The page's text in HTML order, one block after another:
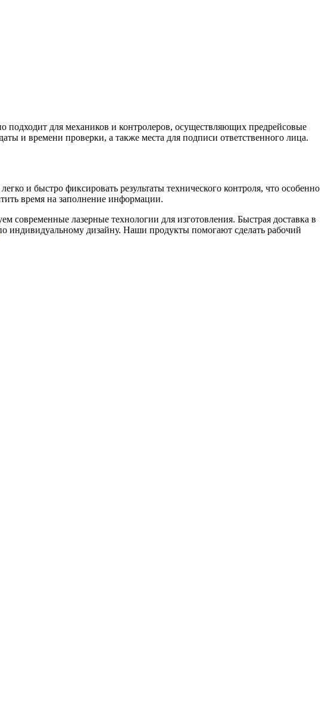
для механиков и контролеров, осуществляющих предрейсовые
и времени проверки, а также места для подписи ответственного лица.
и быстро фиксировать результаты технического контроля, что особенно
время на заполнение информации.
современные лазерные технологии для изготовления. Быстрая доставка в
индивидуальному дизайну. Наши продукты помогают сделать рабочий